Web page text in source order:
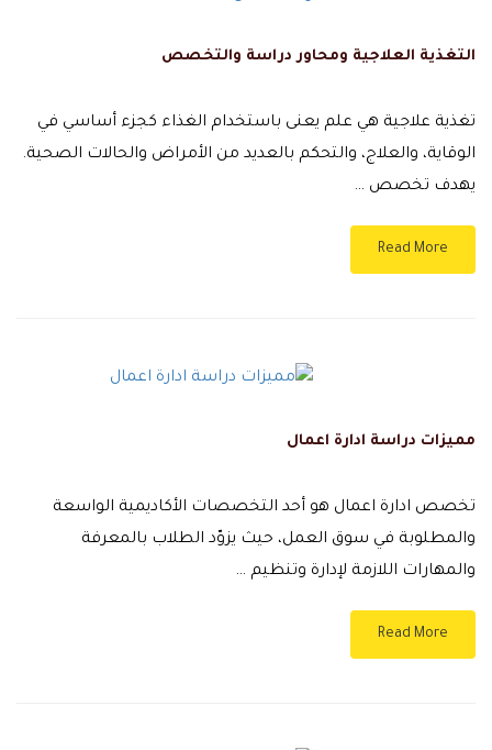
التغذية العلاجية ومحاور دراسة والتخصص
تغذية علاجية هي علم يعنى باستخدام الغذاء كجزء أساسي في
الوقاية، والعلاج، والتحكم بالعديد من الأمراض والحالات الصحية.
يهدف تخصص …
Read More
مميزات دراسة ادارة اعمال
تخصص ادارة اعمال هو أحد التخصصات الأكاديمية الواسعة
والمطلوبة في سوق العمل، حيث يزوّد الطلاب بالمعرفة
والمهارات اللازمة لإدارة وتنظيم …
Read More